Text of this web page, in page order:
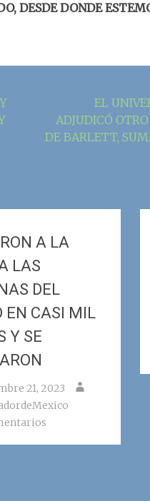
DESDE DONDE
EL
ADJUDICÓ
DE BARLETT,
A LA
LAS
DEL
EN CASI MIL
Y SE
21, 2023